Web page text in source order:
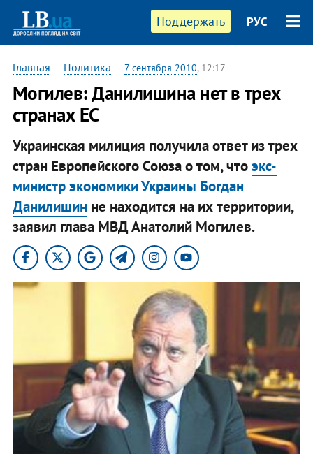
Поддержать РУС
Главная — Политика — 7 сентября 2010, 12:17
Могилев: Данилишина нет в трех
странах ЕС
Украинская милиция получила ответ из трех
стран Европейского Союза о том, чтоэкс-
министр экономики Украины Богдан
Данилишин не находится на их территории,
заявил глава МВД Анатолий Могилев.